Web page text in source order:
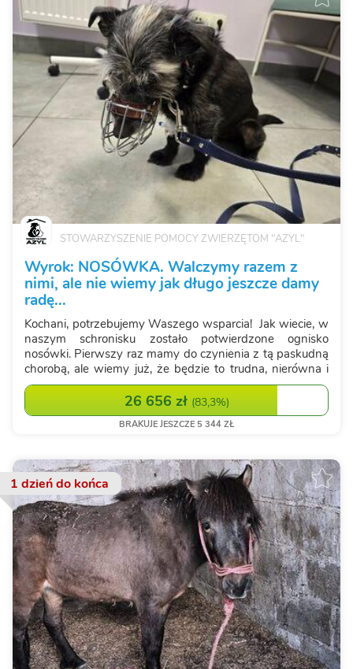
STOWARZYSZENIE POMOCY ZWIERZĘTOM "AZYL"
Wyrok: NOSÓWKA. Walczymy razem z
nimi, ale nie wiemy jak długo jeszcze damy
radę...
Kochani, potrzebujemy Waszego wsparcia! Jak wiecie, w
naszym schronisku zostało potwierdzone ognisko
nosówki. Pierwszy raz mamy do czynienia z tą paskudną
chorobą, ale wiemy już, że będzie to trudna, nierówna i
niezwykle kosztowna walka. Nosówka to choroba, która
może pojawiać się w sk...26 656 zł (83,3%)
BRAKUJE JESZCZE 5 344 ZŁ
1 dzieńdo końca